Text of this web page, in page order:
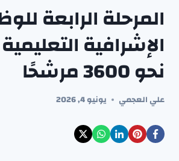
المرحلة الرابعة
الإشرافية
نحو 3600 مرشحًا
علي العجمي يونيو 4, 2026